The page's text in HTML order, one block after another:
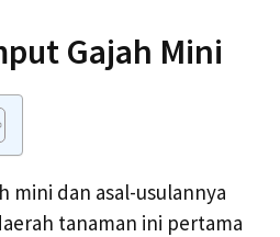
Gajah Mini
mini dan asal-usulannya
tanaman ini pertama